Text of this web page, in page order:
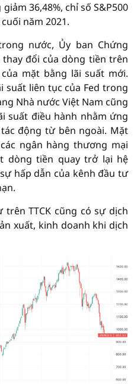
36,48%, chỉ số S&P500
năm 2021.
nước, Ủy ban Chứng
đổi của dòng tiền trên
mặt bằng lãi suất mới.
suất liên tục của Fed trong
Nhà nước Việt Nam cũng
suất điều hành nhằm ứng
động từ bên ngoài. Mặt
ngân hàng thương mại
dòng tiền quay trở lại hệ
hấp dẫn của kênh đầu tư
TTCK cũng có sự dịch
xuất, kinh doanh khi dịch